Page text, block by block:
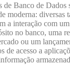
de Banco de
moderna: diversas
a interação com
no banco, uma
ou um
de acesso a